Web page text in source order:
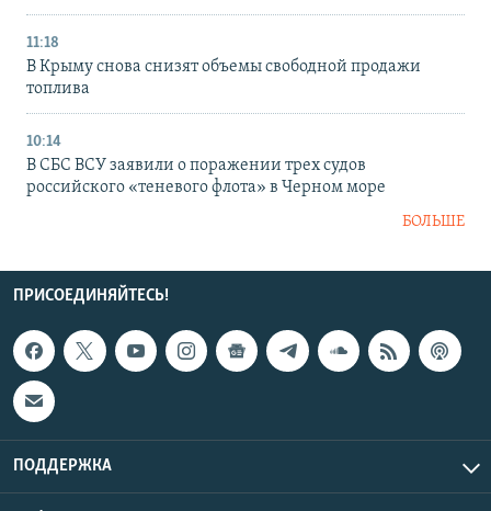
11:18
В Крыму снова снизят объемы свободной продажи
топлива
10:14
В СБС ВСУ заявили о поражении трех судов
российского «теневого флота» в Черном море
БОЛЬШЕ
ПРИСОЕДИНЯЙТЕСЬ!
ПОДДЕРЖКА